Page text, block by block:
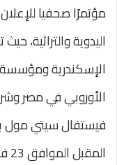
مؤتمرًا صحفيا
اليدوية والتراثية،
الإسكندرية ومؤسسة
الأوروبي في مصر
فيستفال سيتي مول
المقبل الموافق 23 فبراير وحتي 11 مارس المقبل.